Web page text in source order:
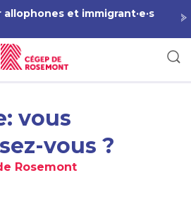
et immigrant·e·s
vous
vous ?
Rosemont